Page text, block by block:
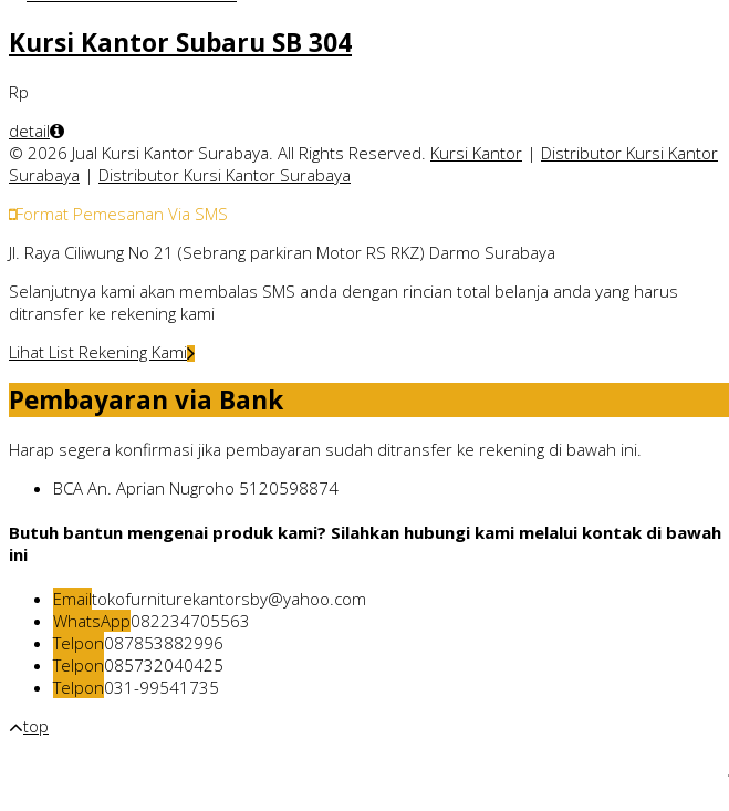
Kursi Kantor Subaru SB 304
Rp
detail
© 2026 Jual Kursi Kantor Surabaya. All Rights Reserved. Kursi Kantor | Distributor Kursi Kantor
Surabaya | Distributor Kursi Kantor Surabaya
Format Pemesanan Via SMS
Jl. Raya Ciliwung No 21 (Sebrang parkiran Motor RS RKZ) Darmo Surabaya
Selanjutnya kami akan membalas SMS anda dengan rincian total belanja anda yang harus
ditransfer ke rekening kami
Lihat List Rekening Kami
Pembayaran via Bank
Harap segera konfirmasi jika pembayaran sudah ditransfer ke rekening di bawah ini.
BCA An. Aprian Nugroho 5120598874
Butuh bantun mengenai produk kami? Silahkan hubungi kami melalui kontak di bawah
ini
Emailtokofurniturekantorsby@yahoo.com
WhatsApp082234705563
Telpon087853882996
Telpon085732040425
Telpon031-99541735
top